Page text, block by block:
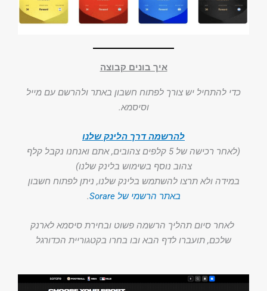
איך בונים קבוצה
כדי להתחיל יש צורך לפתוח חשבון באתר ולהרשם עם מייל
וסיסמא.
להרשמה דרך הלינק שלנו
(לאחר רכישה של 5 קלפים צהובים, אתם ואנחנו נקבל קלף
צהוב נוסף בשימוש בלינק שלנו)
במידה ולא תרצו להשתמש בלינק שלנו, ניתן לפתוח חשבון
באתר הרשמי של Sorare
.
לאחר סיום תהליך הרשמה פשוט ובחירת סיסמא לארנק
שלכם, תועברו לדף הבא ובו בחרו בקטגוריית הכדורגל